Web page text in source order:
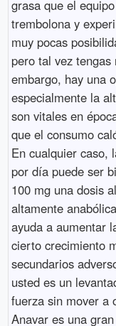
grasa que el
trembolona y
muy pocas
pero tal vez
embargo, hay una
especialmente la
son vitales en
que el consumo
En cualquier caso,
por día puede ser
100 mg una dosis
altamente
ayuda a aumentar
cierto crecimiento
secundarios
usted es un
fuerza sin mover a
Anavar es una